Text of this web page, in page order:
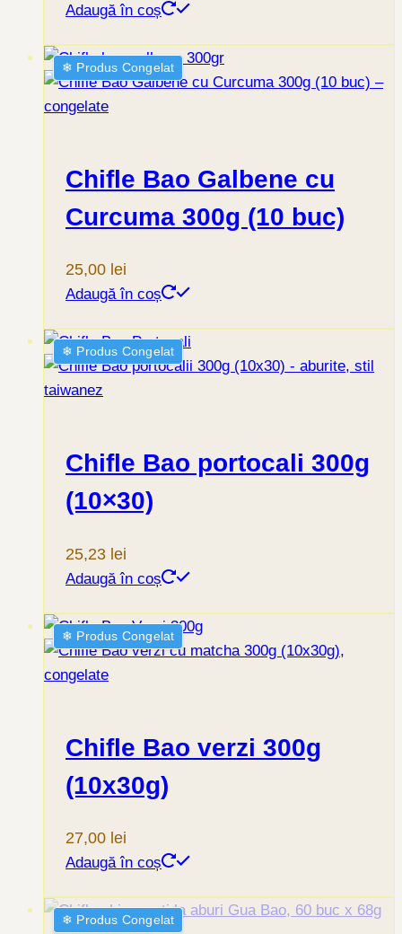
Adaugă în coș
❄︎ Produs Congelat
Chifle Bao Galbene cu
Curcuma 300g (10 buc)
25,00 lei
Adaugă în coș
❄︎ Produs Congelat
Chifle Bao portocali 300g
(10×30)
25,23 lei
Adaugă în coș
❄︎ Produs Congelat
Chifle Bao verzi 300g
(10x30g)
27,00 lei
Adaugă în coș
❄︎ Produs Congelat